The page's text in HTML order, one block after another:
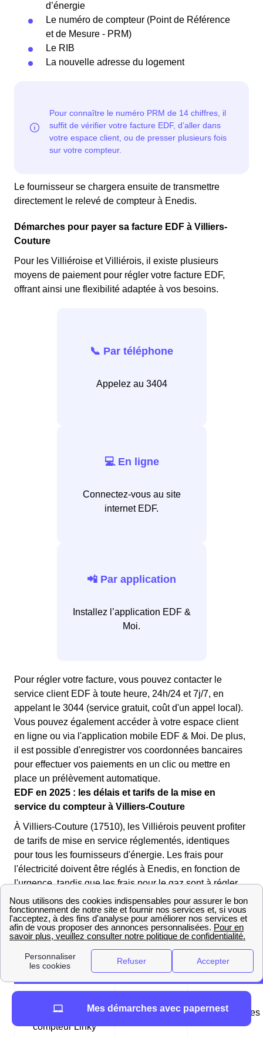
d’énergie
Le numéro de compteur (Point de Référence
et de Mesure - PRM)
Le RIB
La nouvelle adresse du logement
Le fournisseur se chargera ensuite de transmettre
directement le relevé de compteur à Enedis.
Démarches pour payer sa facture EDF à Villiers-
Couture
Pour les Villiéroise et Villiérois, il existe plusieurs
moyens de paiement pour régler votre facture EDF,
offrant ainsi une flexibilité adaptée à vos besoins.
📞 Par téléphone
Appelez au 3404
💻 En ligne
Connectez-vous au site
internet EDF.
📲 Par application
Installez l’application EDF &
Moi.
Pour régler votre facture, vous pouvez contacter le
service client EDF à toute heure, 24h/24 et 7j/7, en
appelant le 3044 (service gratuit, coût d'un appel local).
Vous pouvez également accéder à votre espace client
en ligne ou via l'application mobile EDF & Moi. De plus,
il est possible d'enregistrer vos coordonnées bancaires
pour effectuer vos paiements en un clic ou mettre en
place un prélèvement automatique.
EDF en 2025 : les délais et tarifs de la mise en
service du compteur à Villiers-Couture
À Villiers-Couture (17510), les Villiérois peuvent profiter
de tarifs de mise en service réglementés, identiques
pour tous les fournisseurs d'énergie. Les frais pour
l'électricité doivent être réglés à Enedis, en fonction de
l'urgence, tandis que les frais pour le gaz sont à régler
auprès de GRDF.
Les tableaux suivants récapitulent les différentes mises
en service possibles à Villiers-Couture (17510) :
Tableau des mises en service d'électricité
standard pour un
compteur Linky
1,75€ 24-48 heures
Mes démarches avec papernest